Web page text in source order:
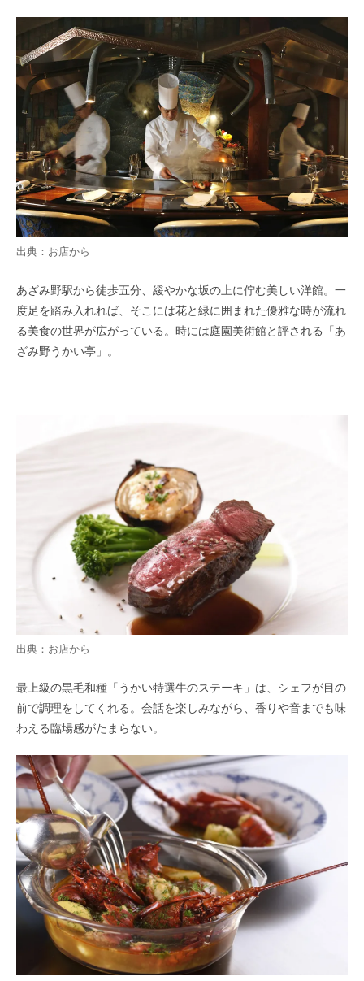
出典：お店から
あざみ野駅から徒歩五分、緩やかな坂の上に佇む美しい洋館。一
度足を踏み入れれば、そこには花と緑に囲まれた優雅な時が流れ
る美食の世界が広がっている。時には庭園美術館と評される「あ
ざみ野うかい亭」。
出典：お店から
最上級の黒毛和種「うかい特選牛のステーキ」は、シェフが目の
前で調理をしてくれる。会話を楽しみながら、香りや音までも味
わえる臨場感がたまらない。